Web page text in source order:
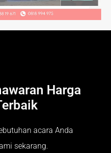
Harga
acara Anda
sekarang.